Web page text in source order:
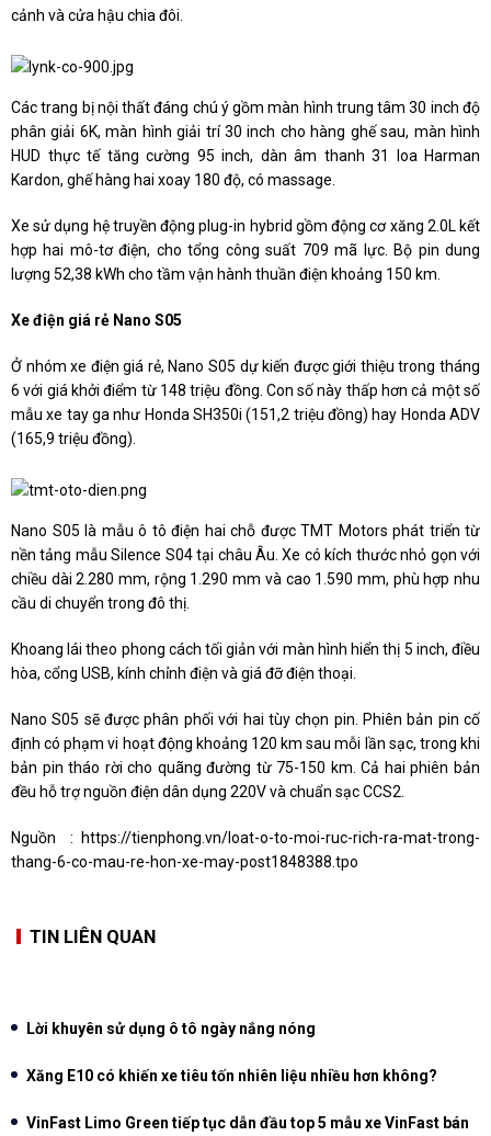
cảnh và cửa hậu chia đôi.
Các trang bị nội thất đáng chú ý gồm màn hình trung tâm 30 inch độ
phân giải 6K, màn hình giải trí 30 inch cho hàng ghế sau, màn hình
HUD thực tế tăng cường 95 inch, dàn âm thanh 31 loa Harman
Kardon, ghế hàng hai xoay 180 độ, có massage.
Xe sử dụng hệ truyền động plug-in hybrid gồm động cơ xăng 2.0L kết
hợp hai mô-tơ điện, cho tổng công suất 709 mã lực. Bộ pin dung
lượng 52,38 kWh cho tầm vận hành thuần điện khoảng 150 km.
Xe điện giá rẻ Nano S05
Ở nhóm xe điện giá rẻ, Nano S05 dự kiến được giới thiệu trong tháng
6 với giá khởi điểm từ 148 triệu đồng. Con số này thấp hơn cả một số
mẫu xe tay ga như Honda SH350i (151,2 triệu đồng) hay Honda ADV
(165,9 triệu đồng).
Nano S05 là mẫu ô tô điện hai chỗ được TMT Motors phát triển từ
nền tảng mẫu Silence S04 tại châu Âu. Xe có kích thước nhỏ gọn với
chiều dài 2.280 mm, rộng 1.290 mm và cao 1.590 mm, phù hợp nhu
cầu di chuyển trong đô thị.
Khoang lái theo phong cách tối giản với màn hình hiển thị 5 inch, điều
hòa, cổng USB, kính chỉnh điện và giá đỡ điện thoại.
Nano S05 sẽ được phân phối với hai tùy chọn pin. Phiên bản pin cố
định có phạm vi hoạt động khoảng 120 km sau mỗi lần sạc, trong khi
bản pin tháo rời cho quãng đường từ 75-150 km. Cả hai phiên bản
đều hỗ trợ nguồn điện dân dụng 220V và chuẩn sạc CCS2.
Nguồn : https://tienphong.vn/loat-o-to-moi-ruc-rich-ra-mat-trong-
thang-6-co-mau-re-hon-xe-may-post1848388.tpo
TIN LIÊN QUAN
Lời khuyên sử dụng ô tô ngày nắng nóng
Xăng E10 có khiến xe tiêu tốn nhiên liệu nhiều hơn không?
VinFast Limo Green tiếp tục dẫn đầu top 5 mẫu xe VinFast bán